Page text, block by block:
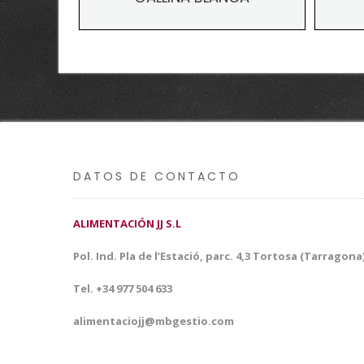
DATOS DE CONTACTO
ALIMENTACIÓN JJ S.L
Pol. Ind. Pla de l’Estació, parc. 4,3 Tortosa
Tel. +34 977 504 633
alimentaciojj@mbgestio.com